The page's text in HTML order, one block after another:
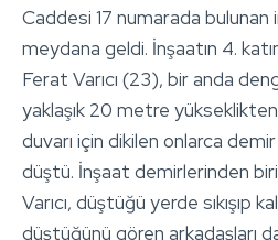
Caddesi 17 numarada bulunan
meydana geldi. İnşaatın 4.
Ferat Varıcı (23), bir anda
yaklaşık 20 metre
duvarı için dikilen onlarca
düştü. İnşaat demirlerinden
Varıcı, düştüğü yerde sıkışıp
düştüğünü gören arkadaşları